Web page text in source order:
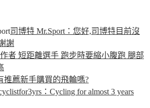
司博特 Mr.Sport ：您好,司博特目前沒
謝
作者 短距離選手 跑步時要縮小腹跑 腿部
推薦新手購買的飛輪嗎?
：Cycling for almost 3 years